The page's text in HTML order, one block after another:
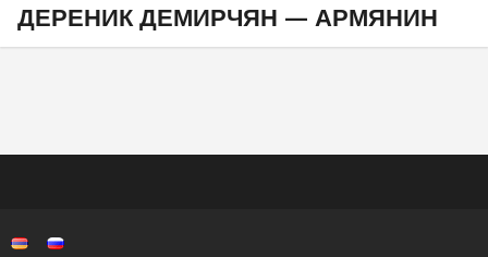
ДЕРЕНИК ДЕМИРЧЯН — АРМЯНИН